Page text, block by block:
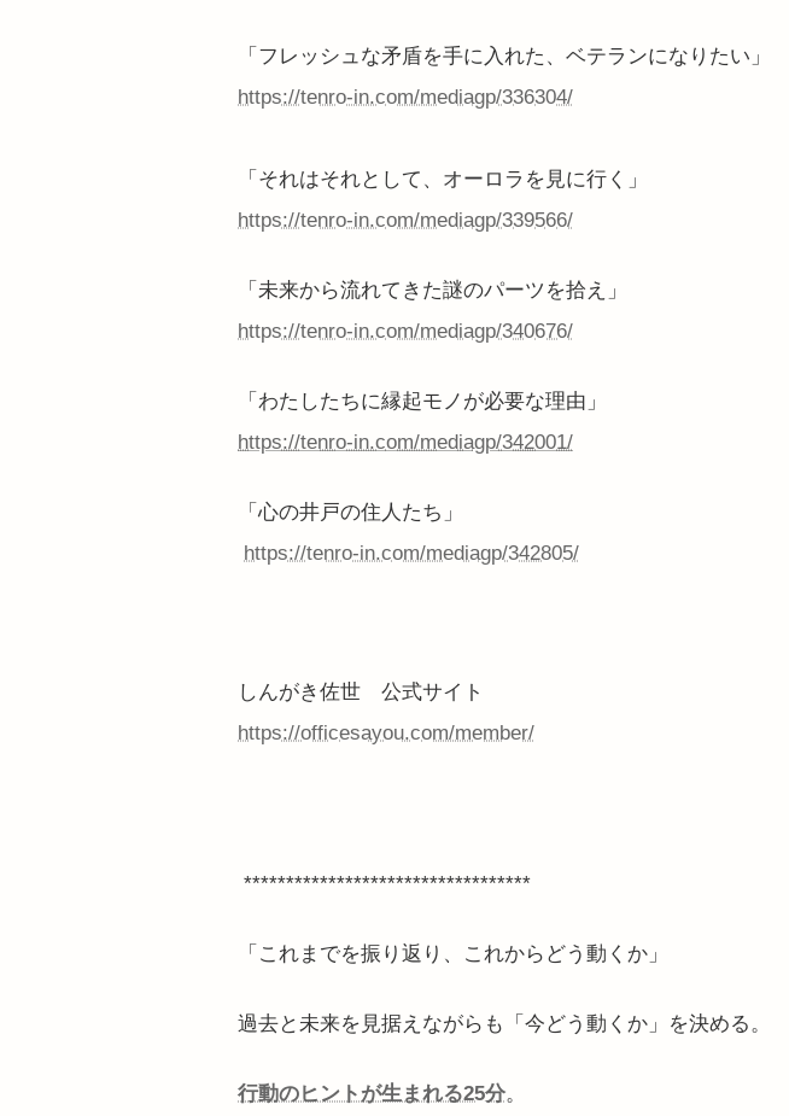
「フレッシュな矛盾を手に入れた、ベテランになりたい」
https://tenro-in.com/mediagp/336304/
「それはそれとして、オーロラを見に行く」
https://tenro-in.com/mediagp/339566/
「未来から流れてきた謎のパーツを拾え」
https://tenro-in.com/mediagp/340676/
「わたしたちに縁起モノが必要な理由」
https://tenro-in.com/mediagp/342001/
「心の井戸の住人たち」
https://tenro-in.com/mediagp/342805/
しんがき佐世 公式サイト
https://officesayou.com/member/
**********************************
「これまでを振り返り、これからどう動くか」
過去と未来を見据えながらも「今どう動くか」を決める。
行動のヒントが生まれる25分。